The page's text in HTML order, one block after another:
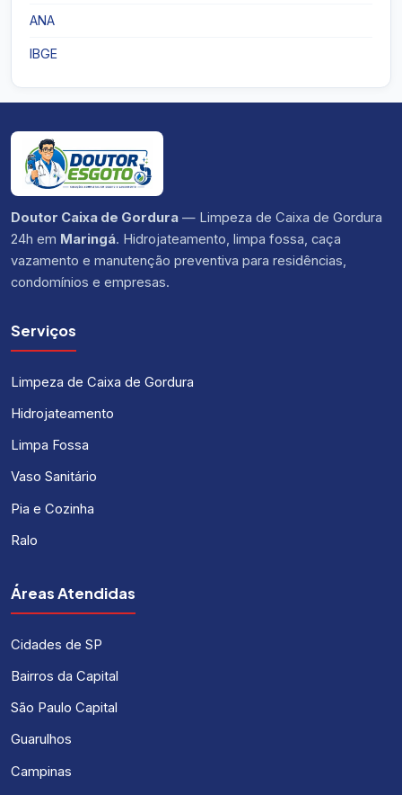
ANA
IBGE
Doutor Caixa de Gordura — Limpeza de Caixa de Gordura
24h em Maringá. Hidrojateamento, limpa fossa, caça
vazamento e manutenção preventiva para residências,
condomínios e empresas.
Serviços
Limpeza de Caixa de Gordura
Hidrojateamento
Limpa Fossa
Vaso Sanitário
Pia e Cozinha
Ralo
Áreas Atendidas
Cidades de SP
Bairros da Capital
São Paulo Capital
Guarulhos
Campinas